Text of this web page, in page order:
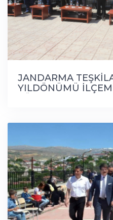
JANDARMA
YILDÖNÜMÜ